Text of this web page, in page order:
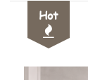
Hot